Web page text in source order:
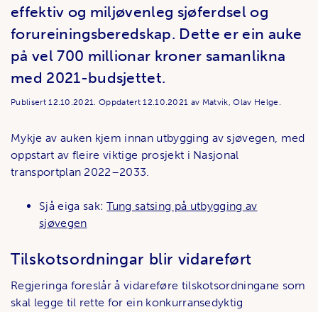
effektiv og miljøvenleg sjøferdsel og
forureiningsberedskap. Dette er ein auke
på vel 700 millionar kroner samanlikna
med 2021-budsjettet.
Publisert12.10.2021.Oppdatert12.10.2021 av Matvik, Olav Helge.
Mykje av auken kjem innan utbygging av sjøvegen, med
oppstart av fleire viktige prosjekt i Nasjonal
transportplan 2022–2033.
Sjå eiga sak:Tung satsing på utbygging av
sjøvegen
Tilskotsordningar blir vidareført
Regjeringa foreslår å vidareføre tilskotsordningane som
skal legge til rette for ein konkurransedyktig